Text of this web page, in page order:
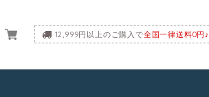
12,999円以上のご購入で全国一律送料0円♪